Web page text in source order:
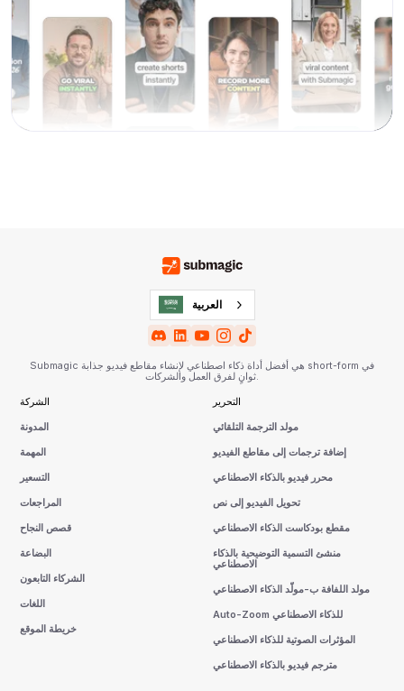
العربية‏
Submagic هي أفضل أداة ذكاء اصطناعي لإنشاء مقاطع فيديو جذابة short-form في
ثوانٍ لفرق العمل والشركات.
الشركة
المدونة
المهمة
التسعير
المراجعات
قصص النجاح
البضاعة
الشركاء التابعون
اللغات
خريطة الموقع
التحرير
مولد الترجمة التلقائي
إضافة ترجمات إلى مقاطع الفيديو
محرر فيديو بالذكاء الاصطناعي
تحويل الفيديو إلى نص
مقطع بودكاست الذكاء الاصطناعي
منشئ التسمية التوضيحية بالذكاء
الاصطناعي
مولد اللفافة ب-مولّد الذكاء الاصطناعي
Auto-Zoom للذكاء الاصطناعي
المؤثرات الصوتية للذكاء الاصطناعي
مترجم فيديو بالذكاء الاصطناعي